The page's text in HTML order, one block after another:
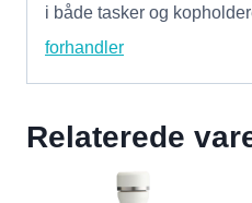
i både tasker og
forhandler
Relaterede